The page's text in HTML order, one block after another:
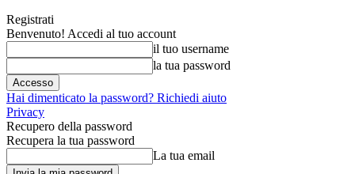
Registrati
Benvenuto! Accedi al tuo account
il tuo username
la tua password
Hai dimenticato la password? Richiedi aiuto
Privacy
Recupero della password
Recupera la tua password
La tua email